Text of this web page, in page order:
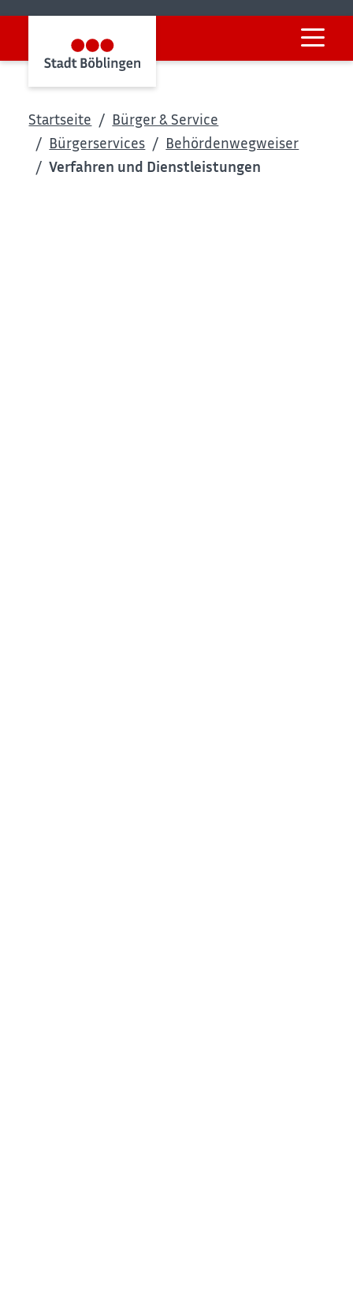
Startseite
Bürger & Service
Bürgerservices
Behördenwegweiser
Verfahren und Dienstleistungen